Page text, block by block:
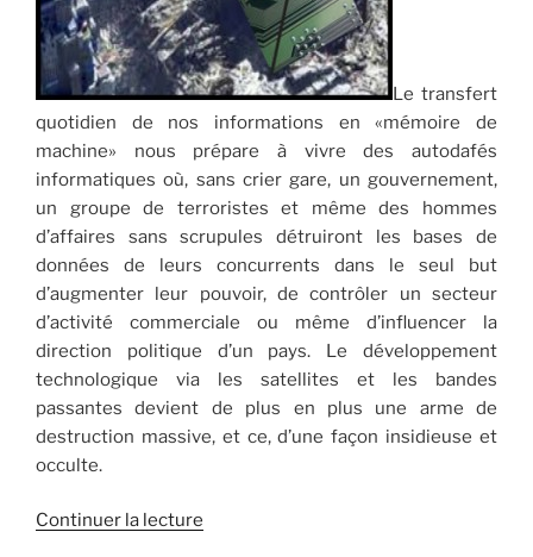
Le transfert
quotidien de nos informations en «mémoire de
machine» nous prépare à vivre des autodafés
informatiques où, sans crier gare, un gouvernement,
un groupe de terroristes et même des hommes
d’affaires sans scrupules détruiront les bases de
données de leurs concurrents dans le seul but
d’augmenter leur pouvoir, de contrôler un secteur
d’activité commerciale ou même d’influencer la
direction politique d’un pays. Le développement
technologique via les satellites et les bandes
passantes devient de plus en plus une arme de
destruction massive, et ce, d’une façon insidieuse et
occulte.
Continuer la lecture